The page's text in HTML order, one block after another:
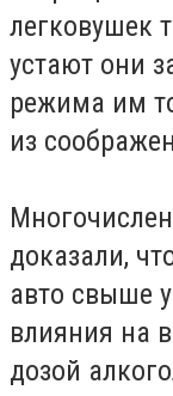
легковушек
устают они
режима им
из
доказали,
авто свыше
влияния на
дозой